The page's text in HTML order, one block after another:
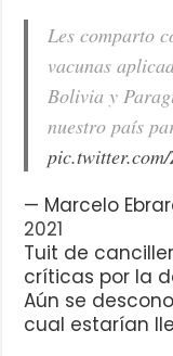
Les comparto
vacunas
Bolivia y
nuestro país
— Marcelo
2021
Tuit de
críticas por la
Aún se
cual estarían